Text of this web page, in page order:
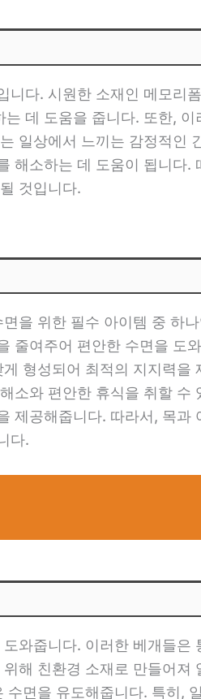
다. 시원한 소재인 메모리
데 도움을 줍니다. 또한,
일상에서 느끼는 감정적인
해소하는 데 도움이 됩니다.
것입니다.
을 위한 필수 아이템 중 하
줄여주어 편안한 수면을 도
형성되어 최적의 지지력을
소와 편안한 휴식을 취할 수
제공해줍니다. 따라서, 목과
다.
와줍니다. 이러한 베개들은
해 친환경 소재로 만들어져
면을 유도해줍니다. 특히,